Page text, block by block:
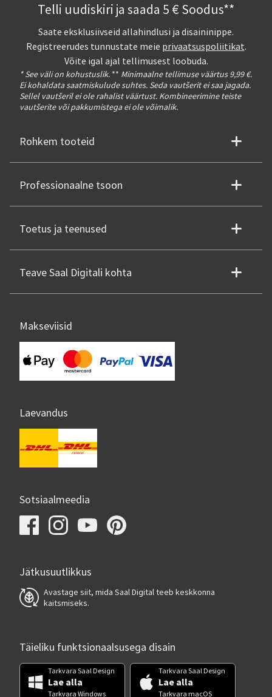
Telli uudiskiri ja saada 5 € Soodus**
Saate eksklusiivseid allahindlusi ja disaininippe.
Registreerudes tunnustate meie privaatsuspoliitikat.
Võite igal ajal tellimusest loobuda.
* See väli on kohustuslik. ** Minimaalne tellimuse väärtus 9,99 €.
Ei kohaldata saatmiskulude suhtes. Seda vautšerit ei saa jagada.
Sellel vautšeril ei ole rahalist väärtust. Kombineerimine teiste
vautšerite või pakkumistega ei ole võimalik.
Rohkem tooteid
Professionaalne tsoon
Toetus ja teenused
Teave Saal Digitali kohta
Makseviisid
Laevandus
Sotsiaalmeedia
Jätkusuutlikkus
Avastage siit, mida Saal Digital teeb keskkonna
kaitsmiseks.
Täieliku funktsionaalsusega disain
Tarkvara Saal Design
Lae alla
Tarkvara Windows
Tarkvara Saal Design
Lae alla
Tarkvara macOS